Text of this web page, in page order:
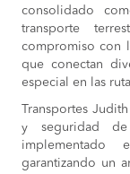
consolidado
transporte
compromiso con
que conectan
especial en las
Transportes
y seguridad
implementado
garantizando un